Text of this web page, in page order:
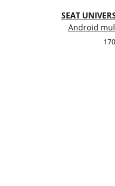
SEAT
Android